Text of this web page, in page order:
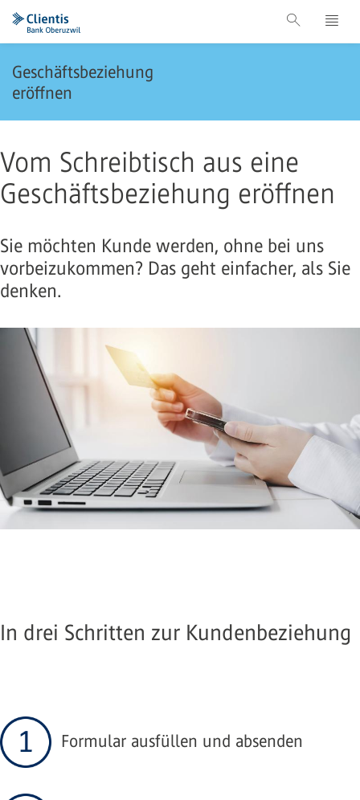
Geschäftsbeziehung
eröffnen
Vom Schreibtisch aus eine
Geschäftsbeziehung eröffnen
Sie möchten Kunde werden, ohne bei uns
vorbeizukommen? Das geht einfacher, als Sie
denken.
In drei Schritten zur Kundenbeziehung
Formular ausfüllen und absenden